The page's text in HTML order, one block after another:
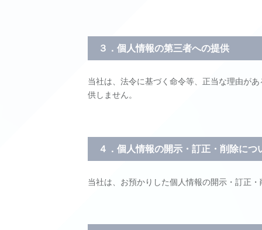
３．個人情報の第三者への提供
当社は、法令に基づく命令等、正当な理由が
供しません。
４．個人情報の開示・訂正・削除につ
当社は、お預かりした個人情報の開示・訂正